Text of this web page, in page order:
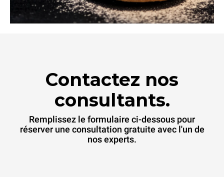
Contactez nos
consultants.
Remplissez le formulaire ci-dessous pour
réserver une consultation gratuite avec l'un de
nos experts.